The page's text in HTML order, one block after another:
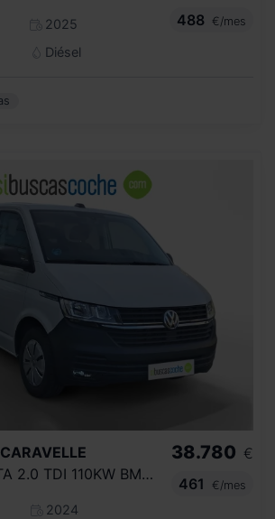
2025
Diésel
488
€/mes
CARAVELLE
PREMIUM CORTA 2.0 TDI 110KW BMT DSG
2024
38.780 €
461
€/mes